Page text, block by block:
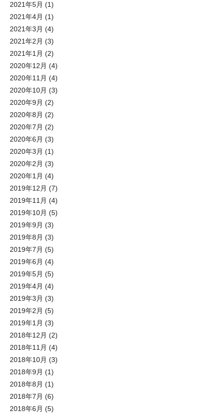
2021年5月 (1)
2021年4月 (1)
2021年3月 (4)
2021年2月 (3)
2021年1月 (2)
2020年12月 (4)
2020年11月 (4)
2020年10月 (3)
2020年9月 (2)
2020年8月 (2)
2020年7月 (2)
2020年6月 (3)
2020年3月 (1)
2020年2月 (3)
2020年1月 (4)
2019年12月 (7)
2019年11月 (4)
2019年10月 (5)
2019年9月 (3)
2019年8月 (3)
2019年7月 (5)
2019年6月 (4)
2019年5月 (5)
2019年4月 (4)
2019年3月 (3)
2019年2月 (5)
2019年1月 (3)
2018年12月 (2)
2018年11月 (4)
2018年10月 (3)
2018年9月 (1)
2018年8月 (1)
2018年7月 (6)
2018年6月 (5)